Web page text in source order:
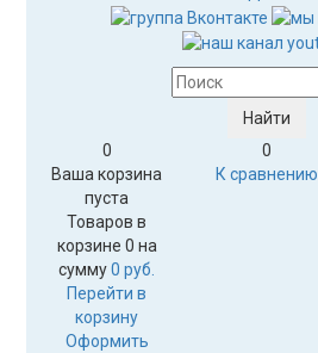
0
Ваша корзина
пуста
Товаров в
корзине 0 на
сумму0 руб.
Перейти в
корзину
Оформить
0
К сравнению